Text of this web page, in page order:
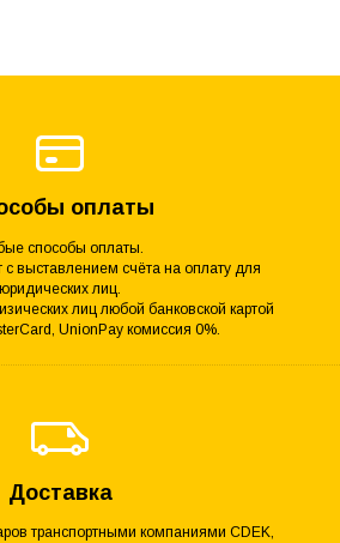
оплаты
способы оплаты.
с выставлением счёта на оплату для
юридических лиц.
лиц любой банковской картой
UnionPay комиссия 0%.
Доставка
транспортными компаниями CDEK,